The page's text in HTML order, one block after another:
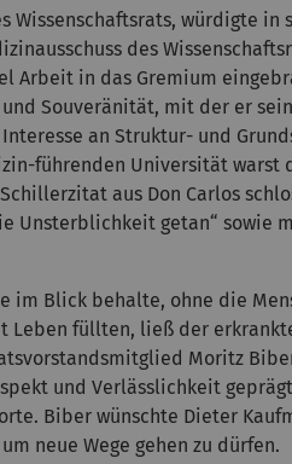
Wissenschaftsrats, würdigte
des
in das Gremium
Souveränität, mit der er
an Struktur- und
führenden Universität warst
aus Don Carlos
Unsterblichkeit getan“ sowie
im Blick behalte, ohne die
füllten, ließ der
Moritz
und Verlässlichkeit
Biber wünschte Dieter
neue Wege gehen zu dürfen.